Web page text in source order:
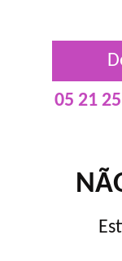
05 21